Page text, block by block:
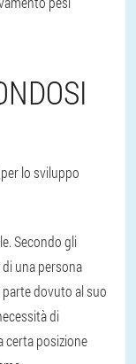
lo sviluppo
Secondo gli
una persona
dovuto al suo
di
certa posizione